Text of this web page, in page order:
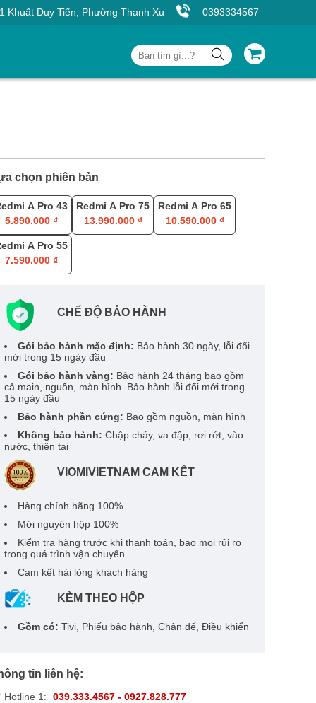
Duy Tiến, Phường Thanh Xuân, Hà Nội 0393334567
chọn phiên bản
A Pro 43
5.890.000 ₫
Redmi A Pro 75
13.990.000 ₫
Redmi A Pro 65
10.590.000 ₫
A Pro 55
7.590.000 ₫
CHẾ ĐỘ BẢO HÀNH
Gói bảo hành mặc định: Bảo hành 30 ngày, lỗi đổi
mới trong 15 ngày đầu
Gói bảo hành vàng: Bảo hành 24 tháng bao gồm
cả main, nguồn, màn hình. Bảo hành lỗi đổi mới trong
15 ngày đầu
Bảo hành phần cứng: Bao gồm nguồn, màn hình
Không bảo hành: Chập cháy, va đập, rơi rớt, vào
nước, thiên tai
VIOMIVIETNAM CAM KẾT
Hàng chính hãng 100%
Mới nguyên hộp 100%
Kiểm tra hàng trước khi thanh toán, bao mọi rủi ro
trong quá trình vận chuyển
Cam kết hài lòng khách hàng
KÈM THEO HỘP
Gồm có: Tivi, Phiếu bảo hành, Chân đế, Điều khiển
tin liên hệ:
Hotline 1: 039.333.4567 - 0927.828.777